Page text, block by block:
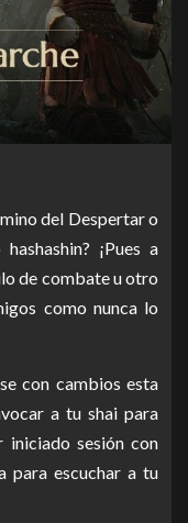
del Despertar o
¡Pues a
de combate u otro
como nunca lo
con cambios esta
a tu shai para
iniciado sesión con
para escuchar a tu